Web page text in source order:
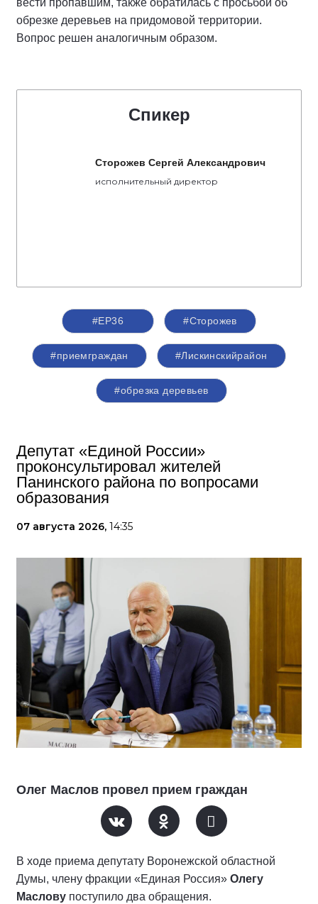
вести пропавшим, также обратилась с просьбой об
обрезке деревьев на придомовой территории.
Вопрос решен аналогичным образом.
Спикер
Сторожев Сергей Александрович
исполнительный директор
#ЕР36 #Сторожев
#приемграждан #Лискинскийрайон
#обрезка деревьев
Депутат «Единой России»
проконсультировал жителей
Панинского района по вопросами
образования
07 августа 2026, 14:35
Олег Маслов провел прием граждан
В ходе приема депутату Воронежской областной
Думы, члену фракции «Единая Россия» Олегу
Маслову поступило два обращения.